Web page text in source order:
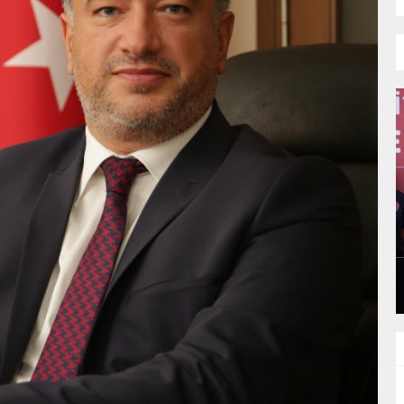
GÜNLÜK HABER AKIŞI
“İTFAIYECILIK YALNIZCA BIR MESLEK
DEĞIL, CESARETIN, FEDAKARLIĞIN VE
INSAN SEVGISININ EN GÜÇLÜ
TEMSILIDIR.”